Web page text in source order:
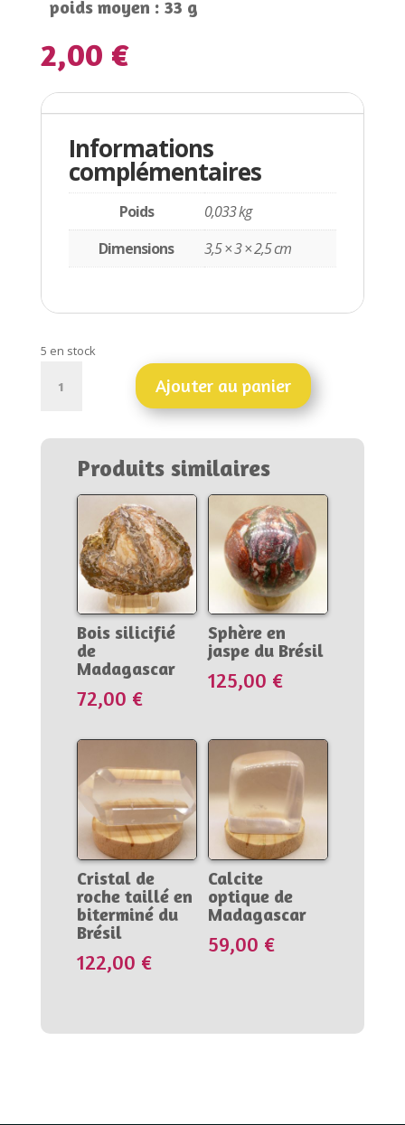
poids moyen : 33 g
2,00 €
Informations
complémentaires
Poids
0,033 kg
Dimensions
3,5 × 3 × 2,5 cm
5 en stock
Ajouter au panier
Produits similaires
Bois silicifié
de
Madagascar
72,00 €
Sphère en
jaspe du Brésil
125,00 €
Cristal de
roche taillé en
biterminé du
Brésil
122,00 €
Calcite
optique de
Madagascar
59,00 €